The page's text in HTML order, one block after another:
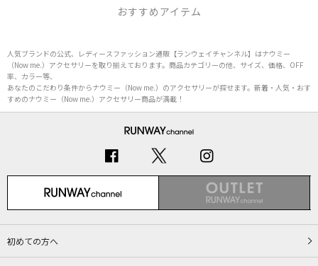
おすすめアイテム
人気ブランドの公式、レディースファッション通販【ランウェイチャンネル】はナウミー
（Now me.）アクセサリーを取り揃えております。商品カテゴリーの他、サイズ、価格、OFF
率、カラー等、
あなたのこだわり条件からナウミー（Now me.）のアクセサリーが探せます。新着・人気・おす
すめのナウミー（Now me.）アクセサリー商品が満載！
初めての方へ